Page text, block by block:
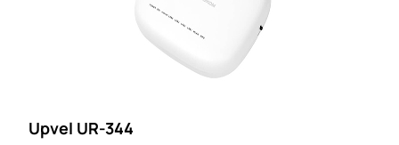
Upvel UR-344